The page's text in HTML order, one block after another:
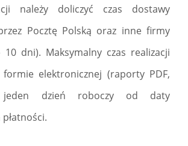
należy doliczyć czas dostawy
Pocztę Polską oraz inne firmy
dni). Maksymalny czas realizacji
elektronicznej (raporty PDF,
dzień roboczy od daty